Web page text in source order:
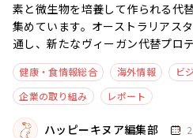
素と微生物を培養して作られる代
集めています。オーストラリアス
通し、新たなヴィーガン代替プロ
健康・食情報総合 海外情報 ビ
企業の取り組み
レポート
ハッピーキヌア編集部